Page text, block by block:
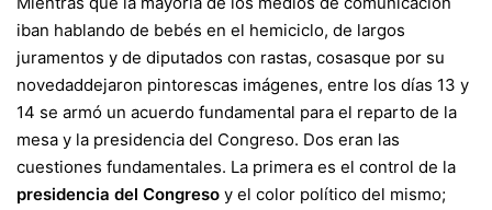
iban hablando de bebés en el hemiciclo, de largos
juramentos y de diputados con rastas, cosasque por su
novedaddejaron pintorescas imágenes, entre los días 13 y
14 se armó un acuerdo fundamental para el reparto de la
mesa y la presidencia del Congreso. Dos eran las
cuestiones fundamentales. La primera es el control de la
presidencia del Congreso y el color político del mismo;